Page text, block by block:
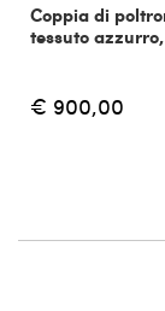
Coppia di
tessuto
€ 900,00